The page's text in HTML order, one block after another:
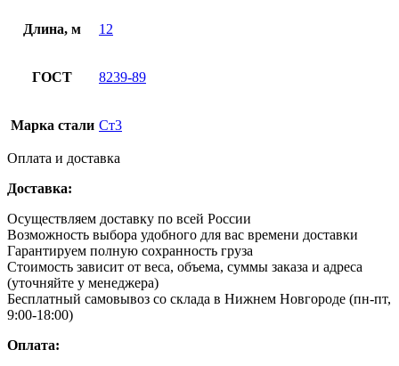
Длина, м 12
ГОСТ 8239-89
Марка стали Ст3
Оплата и доставка
Доставка:
Осуществляем доставку по всей России
Возможность выбора удобного для вас времени доставки
Гарантируем полную сохранность груза
Стоимость зависит от веса, объема, суммы заказа и адреса
(уточняйте у менеджера)
Бесплатный самовывоз со склада в Нижнем Новгороде (пн-пт,
9:00-18:00)
Оплата: